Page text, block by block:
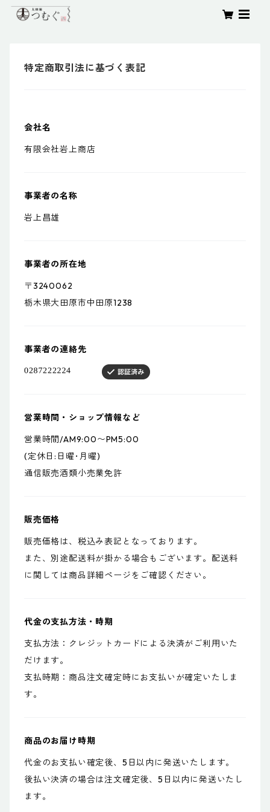
特定商取引法に基づく表記
会社名
有限会社岩上商店
事業者の名称
岩上昌雄
事業者の所在地
〒3240062
栃木県大田原市中田原1238
事業者の連絡先
営業時間・ショップ情報など
営業時間/AM9:00〜PM5:00
(定休日:日曜･月曜)
通信販売酒類小売業免許
販売価格
販売価格は、税込み表記となっております。
また、別途配送料が掛かる場合もございます。配送料
に関しては商品詳細ページをご確認ください。
代金の支払方法・時期
支払方法：クレジットカードによる決済がご利用いた
だけます。
支払時期：商品注文確定時にお支払いが確定いたしま
す。
商品のお届け時期
代金のお支払い確定後、5日以内に発送いたします。
後払い決済の場合は注文確定後、5日以内に発送いたし
ます。